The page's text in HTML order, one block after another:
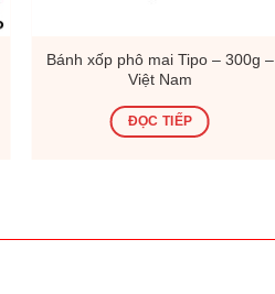
Bánh xốp phô mai Tipo – 300g –
Việt Nam
ĐỌC TIẾP